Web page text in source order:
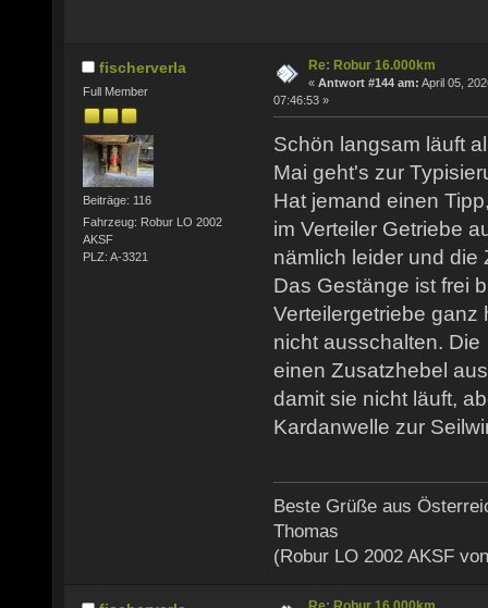
fischerverla
Full Member
Beiträge: 116
Fahrzeug: Robur LO 2002
AKSF
PLZ: A-3321
Re: Robur 16.000km
« Antwort #144 am: April 05,
07:46:53 »
Schön langsam läuft
Mai geht's zur
Hat jemand einen
im Verteiler Getriebe
nämlich leider und die
Das Gestänge ist frei
Verteilergetriebe ganz
nicht ausschalten.
einen Zusatzhebel
damit sie nicht läuft,
Kardanwelle zur
Beste Grüße aus
Thomas
(Robur LO 2002 AKSF